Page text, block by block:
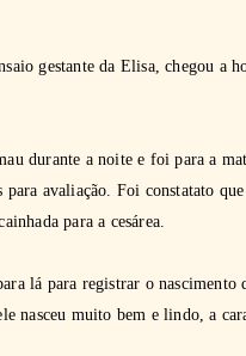
gestante da Elisa, chegou a
durante a noite e foi para a
para avaliação. Foi constatato que
para a cesárea.
lá para registrar o nascimento
nasceu muito bem e lindo, a